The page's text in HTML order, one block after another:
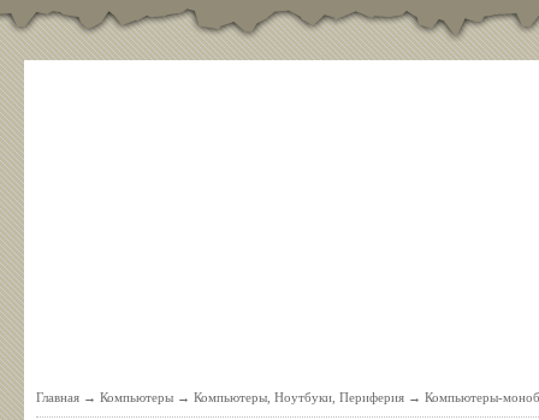
Главная → Компьютеры → Компьютеры, Ноутбуки, Периферия → Компьютеры-